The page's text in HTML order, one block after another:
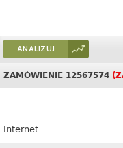
ANALIZUJ
ZAMÓWIENIE 12567574
Internet